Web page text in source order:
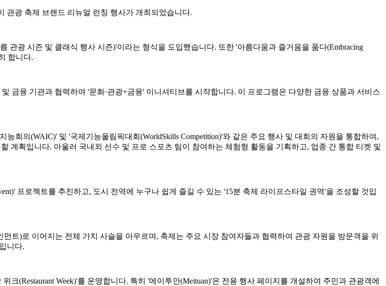
관광 축제 브랜드 리뉴얼 런칭 행사가 개최되었습니다.
관광 시즌 및 클래식 행사 시즌)'이라는 형식을 도입했습니다. 또한 '아름다움과 즐거움을 품다(Embracing
합니다.
금융 기관과 협력하여 '문화·관광+금융' 이니셔티브를 시작합니다. 이 프로그램은 다양한 금융 상품과 서비스
회의(WAIC)' 및 '국제기능올림픽대회(WorldSkills Competition)'와 같은 주요 행사 및 대회의 자원을 통합하여,
계획입니다. 아울러 국내외 선수 및 프로 스포츠 팀이 참여하는 체험형 활동을 기획하고, 업종 간 통합 티켓 및
프로젝트를 추진하고, 도시 전역에 누구나 쉽게 즐길 수 있는 '15분 축제 라이프스타일 권역'을 조성할 것입
먼트)로 이어지는 전체 가치 사슬을 아우르며, 축제는 주요 시장 참여자들과 협력하여 관광 자원을 방문객을 위
니다.
(Restaurant Week)'를 운영합니다. 특히 '메이투안(Meituan)'은 전용 행사 페이지를 개설하여 주민과 관광객에